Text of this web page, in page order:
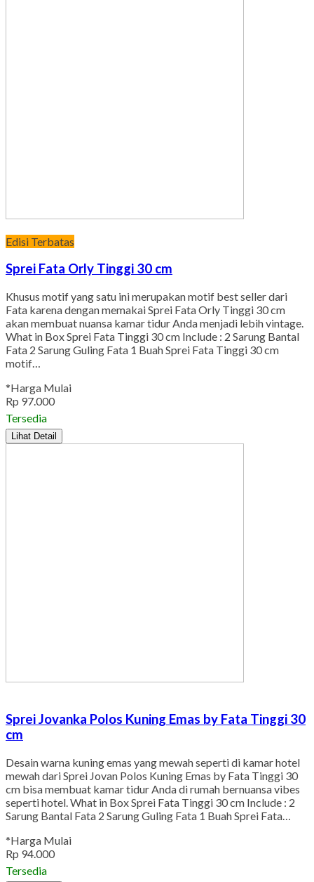
Edisi Terbatas
Sprei Fata Orly Tinggi 30 cm
Khusus motif yang satu ini merupakan motif best seller dari
Fata karena dengan memakai Sprei Fata Orly Tinggi 30 cm
akan membuat nuansa kamar tidur Anda menjadi lebih vintage.
What in Box Sprei Fata Tinggi 30 cm Include : 2 Sarung Bantal
Fata 2 Sarung Guling Fata 1 Buah Sprei Fata Tinggi 30 cm
motif…
*Harga Mulai
Rp 97.000
Tersedia
Lihat Detail
Sprei Jovanka Polos Kuning Emas by Fata Tinggi 30
cm
Desain warna kuning emas yang mewah seperti di kamar hotel
mewah dari Sprei Jovan Polos Kuning Emas by Fata Tinggi 30
cm bisa membuat kamar tidur Anda di rumah bernuansa vibes
seperti hotel. What in Box Sprei Fata Tinggi 30 cm Include : 2
Sarung Bantal Fata 2 Sarung Guling Fata 1 Buah Sprei Fata…
*Harga Mulai
Rp 94.000
Tersedia